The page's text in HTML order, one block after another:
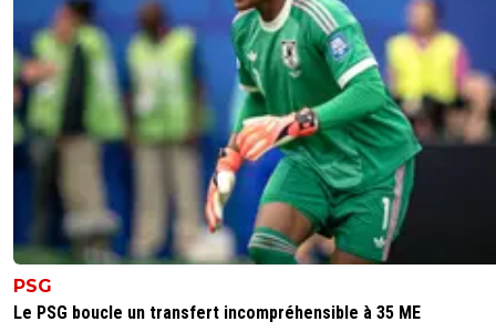
PSG
Le PSG boucle un transfert incompréhensible à 35 ME